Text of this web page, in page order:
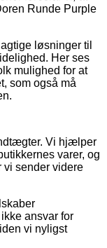
Runde Purple
løsninger til
Her ses
mulighed for at
som også må
Vi hjælper
varer, og
vi sender videre
ansvar for
vi nyligst